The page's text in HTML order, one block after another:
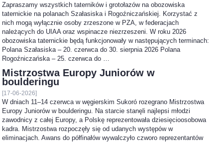
Zapraszamy wszystkich taterników i grotołazów na obozowiska
taternickie na polanach Szałasiska i Rogoźniczańskiej. Korzystać z
nich mogą wyłącznie osoby zrzeszone w PZA, w federacjach
należących do UIAA oraz wspinacze niezrzeszeni. W roku 2026
obozowiska taternickie będą funkcjonowały w następujących terminach:
Polana Szałasiska – 20. czerwca do 30. sierpnia 2026 Polana
Rogoźniczańska – 25. czerwca do …
Mistrzostwa Europy Juniorów w
boulderingu
[17-06-2026]
W dniach 11–14 czerwca w węgierskim Sukoró rozegrano Mistrzostwa
Europy Juniorów w boulderingu. Na starcie stanęli najlepsi młodzi
zawodnicy z całej Europy, a Polskę reprezentowała dziesięcioosobowa
kadra. Mistrzostwa rozpoczęły się od udanych występów w
eliminacjach. Awans do półfinałów wywalczyło czworo reprezentantów